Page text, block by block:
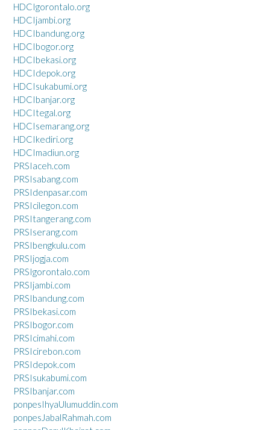
HDCIgorontalo.org
HDCIjambi.org
HDCIbandung.org
HDCIbogor.org
HDCIbekasi.org
HDCIdepok.org
HDCIsukabumi.org
HDCIbanjar.org
HDCItegal.org
HDCIsemarang.org
HDCIkediri.org
HDCImadiun.org
PRSIaceh.com
PRSIsabang.com
PRSIdenpasar.com
PRSIcilegon.com
PRSItangerang.com
PRSIserang.com
PRSIbengkulu.com
PRSIjogja.com
PRSIgorontalo.com
PRSIjambi.com
PRSIbandung.com
PRSIbekasi.com
PRSIbogor.com
PRSIcimahi.com
PRSIcirebon.com
PRSIdepok.com
PRSIsukabumi.com
PRSIbanjar.com
ponpesIhyaUlumuddin.com
ponpesJabalRahmah.com